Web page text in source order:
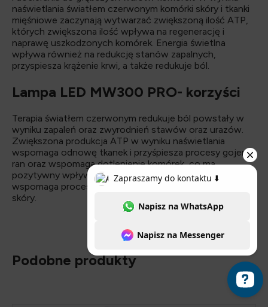
naświetlania światłem czerwonym komórki skóry i tkanki
mięśniowe zaczynają wytwarzać zwiększoną ilość ATP,
których zwiększona ilość wpływa na regenerację i
naprawę uszkodzonych komórek. Energia świetlna
wpływa również na redukcję stanów zapalnych,
przyspiesza krążenie krwi, a także redukuje ból.
Lampa LED MW300 PRO- korzyści
Terapia światłem czerwonym redukuje ból powstały w
wyniku zapaleń oraz zwyrodnień stawów oraz urazów.
Zwiększona produkcja ATP w wyniku naświetlania
wspomaga odnowę tkanek i przyśpiesza procesy gojenia
ran oraz wspomaga dotlenienie komórek, co ma
pozytywny wpływ na krążenie. Ponadto lampa
wspomaga procesy gojenia ran oraz poprawia kondycję
skóry.
Podobne produkty